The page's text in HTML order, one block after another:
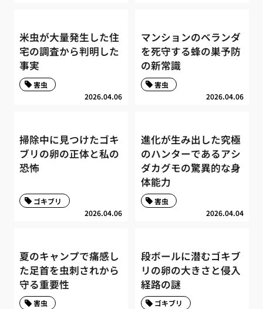
米虫が大量発生した住
宅の調査から判明した
事実
2026.04.06
害虫
マンションのベランダ
を死守する蜂の巣予防
の新常識
2026.04.06
害虫
掃除中に見つけたゴキ
ブリの卵の正体と私の
恐怖
2026.04.06
ゴキブリ
進化が生み出した究極
のハンターであるアシ
ダカグモの驚異的な身
体能力
2026.04.04
害虫
夏のキャンプで痛感し
た足首を虫刺されから
守る重要性
害虫
段ボールに潜むゴキブ
リの卵の大きさと侵入
経路の謎
ゴキブリ